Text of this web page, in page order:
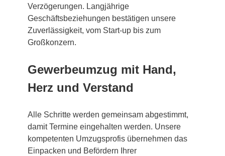
Verzögerungen. Langjährige
Geschäftsbeziehungen bestätigen unsere
Zuverlässigkeit, vom Start-up bis zum
Großkonzern.
Gewerbeumzug mit Hand,
Herz und Verstand
Alle Schritte werden gemeinsam abgestimmt,
damit Termine eingehalten werden. Unsere
kompetenten Umzugsprofis übernehmen das
Einpacken und Befördern Ihrer